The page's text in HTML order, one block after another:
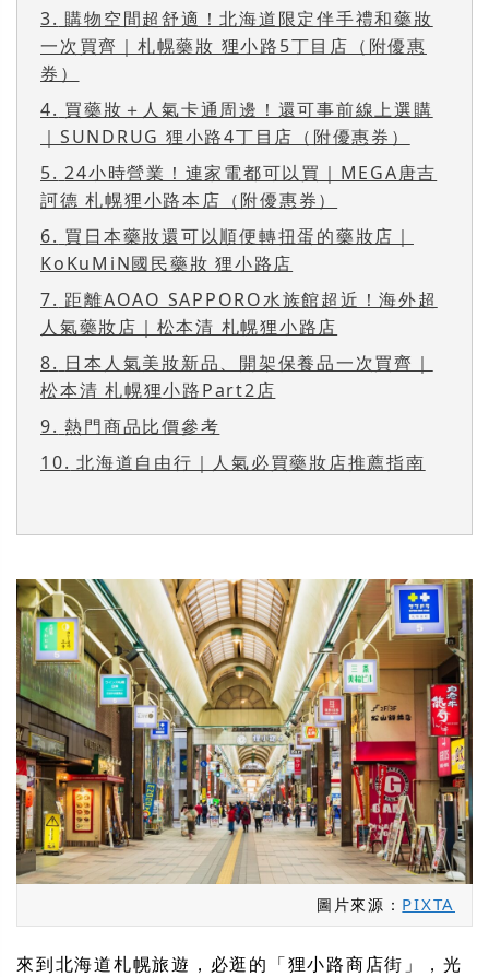
3. 購物空間超舒適！北海道限定伴手禮和藥妝
一次買齊｜札幌藥妝 狸小路5丁目店（附優惠
券）
4. 買藥妝＋人氣卡通周邊！還可事前線上選購
｜SUNDRUG 狸小路4丁目店（附優惠券）
5. 24小時營業！連家電都可以買｜MEGA唐吉
訶德 札幌狸小路本店（附優惠券）
6. 買日本藥妝還可以順便轉扭蛋的藥妝店｜
KoKuMiN國民藥妝 狸小路店
7. 距離AOAO SAPPORO水族館超近！海外超
人氣藥妝店｜松本清 札幌狸小路店
8. 日本人氣美妝新品、開架保養品一次買齊｜
松本清 札幌狸小路Part2店
9. 熱門商品比價參考
10. 北海道自由行｜人氣必買藥妝店推薦指南
圖片來源： PIXTA
來到北海道札幌旅遊，必逛的「狸小路商店街」，光